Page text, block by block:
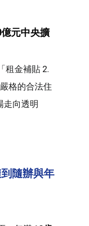
元中央擴
租金補貼 2.
格的合法住
走向透明
隨辦與年